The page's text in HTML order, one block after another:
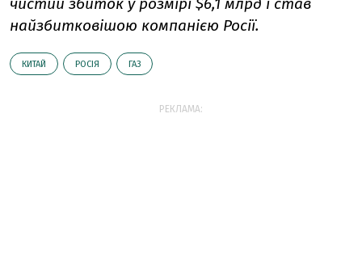
чистий збиток у розмірі $6,1 млрд і став
найзбитковішою компанією Росії.
КИТАЙ РОСІЯ ГАЗ
РЕКЛАМА: